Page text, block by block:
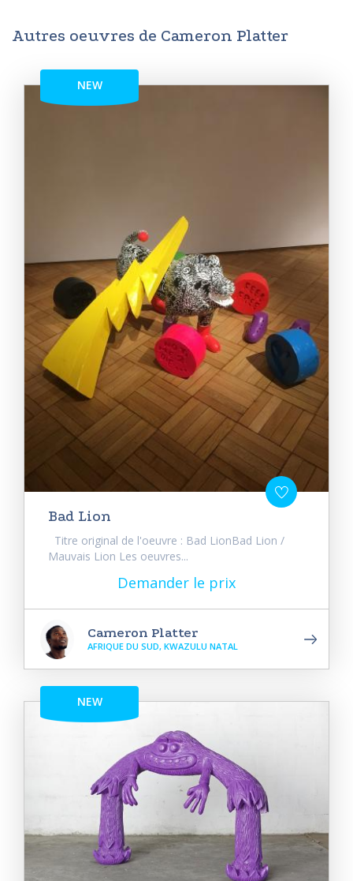
Autres oeuvres de Cameron Platter
NEW
Bad Lion
Titre original de l'oeuvre : Bad LionBad Lion /
Mauvais Lion Les oeuvres...
Demander le prix
Cameron Platter
AFRIQUE DU SUD, KWAZULU NATAL
NEW